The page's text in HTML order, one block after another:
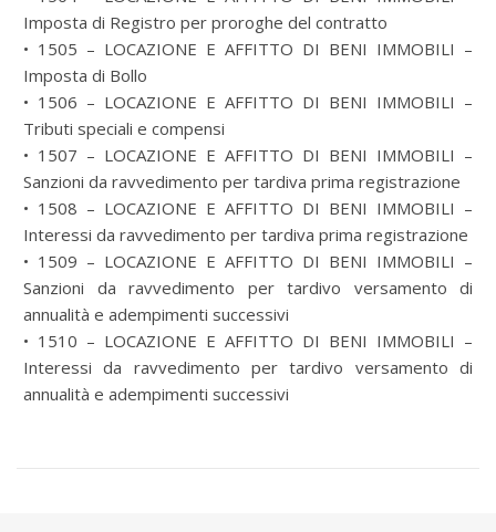
Imposta di Registro per proroghe del contratto
• 1505 – LOCAZIONE E AFFITTO DI BENI IMMOBILI –
Imposta di Bollo
• 1506 – LOCAZIONE E AFFITTO DI BENI IMMOBILI –
Tributi speciali e compensi
• 1507 – LOCAZIONE E AFFITTO DI BENI IMMOBILI –
Sanzioni da ravvedimento per tardiva prima registrazione
• 1508 – LOCAZIONE E AFFITTO DI BENI IMMOBILI –
Interessi da ravvedimento per tardiva prima registrazione
• 1509 – LOCAZIONE E AFFITTO DI BENI IMMOBILI –
Sanzioni da ravvedimento per tardivo versamento di
annualità e adempimenti successivi
• 1510 – LOCAZIONE E AFFITTO DI BENI IMMOBILI –
Interessi da ravvedimento per tardivo versamento di
annualità e adempimenti successivi